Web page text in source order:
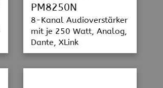
PM8250N
8-Kanal Audioverstärker
mit je 250 Watt, Analog,
Dante, XLink